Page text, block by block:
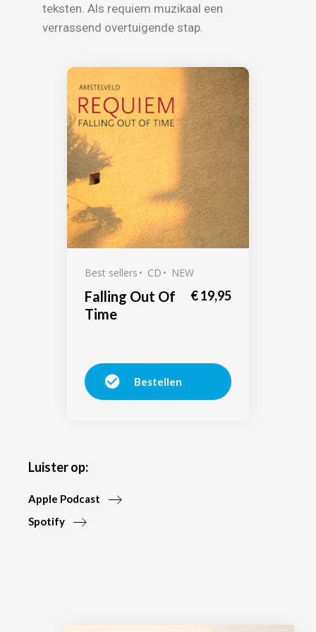
teksten. Als requiem muzikaal een
verrassend overtuigende stap.
Best sellers CD NEW
Falling Out Of
Time
€19,95
Bestellen
Luister op:
Apple Podcast
Spotify